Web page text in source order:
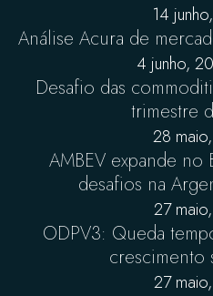
14
Análise Acura de
4 junho,
Desafio das
trimestre
28
AMBEV expande no
desafios na
27
ODPV3: Queda
crescimento
27